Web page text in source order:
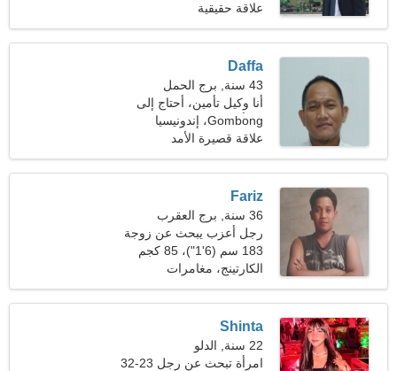
علاقة حقيقية
Daffa
43 سنة, برج الحمل
أنا وكيل تأمين، أحتاج إلى
امرأة مرحة
Gombong، إندونيسيا
علاقة قصيرة الأمد
Fariz
36 سنة, برج العقرب
رجل أعزب يبحث عن زوجة
28-34
183 سم (6'1")، 85 كجم
(187 رطلا)
الكارتينج، مغامرات
Shinta
22 سنة, الدلو
امرأة تبحث عن رجل 23-32